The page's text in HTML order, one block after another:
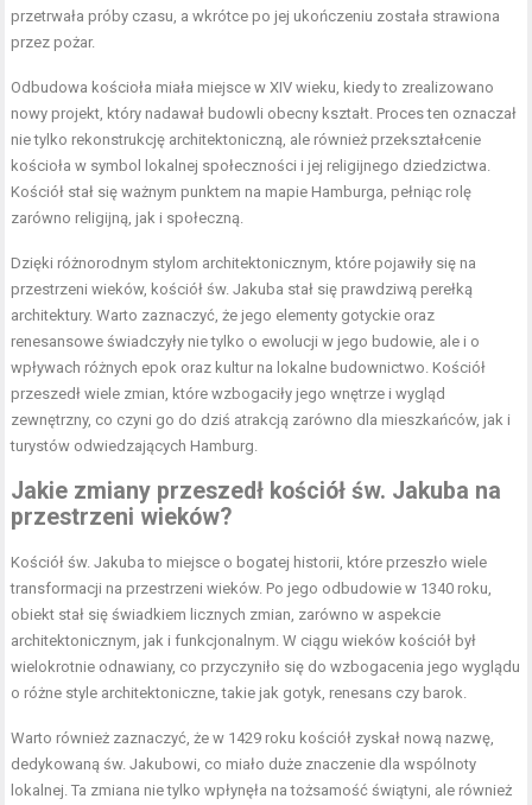
przetrwała próby czasu, a wkrótce po jej ukończeniu została strawiona
przez pożar.
Odbudowa kościoła miała miejsce w XIV wieku, kiedy to zrealizowano
nowy projekt, który nadawał budowli obecny kształt. Proces ten oznaczał
nie tylko rekonstrukcję architektoniczną, ale również przekształcenie
kościoła w symbol lokalnej społeczności i jej religijnego dziedzictwa.
Kościół stał się ważnym punktem na mapie Hamburga, pełniąc rolę
zarówno religijną, jak i społeczną.
Dzięki różnorodnym stylom architektonicznym, które pojawiły się na
przestrzeni wieków, kościół św. Jakuba stał się prawdziwą perełką
architektury. Warto zaznaczyć, że jego elementy gotyckie oraz
renesansowe świadczyły nie tylko o ewolucji w jego budowie, ale i o
wpływach różnych epok oraz kultur na lokalne budownictwo. Kościół
przeszedł wiele zmian, które wzbogaciły jego wnętrze i wygląd
zewnętrzny, co czyni go do dziś atrakcją zarówno dla mieszkańców, jak i
turystów odwiedzających Hamburg.
Jakie zmiany przeszedł kościół św. Jakuba na
przestrzeni wieków?
Kościół św. Jakuba to miejsce o bogatej historii, które przeszło wiele
transformacji na przestrzeni wieków. Po jego odbudowie w 1340 roku,
obiekt stał się świadkiem licznych zmian, zarówno w aspekcie
architektonicznym, jak i funkcjonalnym. W ciągu wieków kościół był
wielokrotnie odnawiany, co przyczyniło się do wzbogacenia jego wyglądu
o różne style architektoniczne, takie jak gotyk, renesans czy barok.
Warto również zaznaczyć, że w 1429 roku kościół zyskał nową nazwę,
dedykowaną św. Jakubowi, co miało duże znaczenie dla wspólnoty
lokalnej. Ta zmiana nie tylko wpłynęła na tożsamość świątyni, ale również